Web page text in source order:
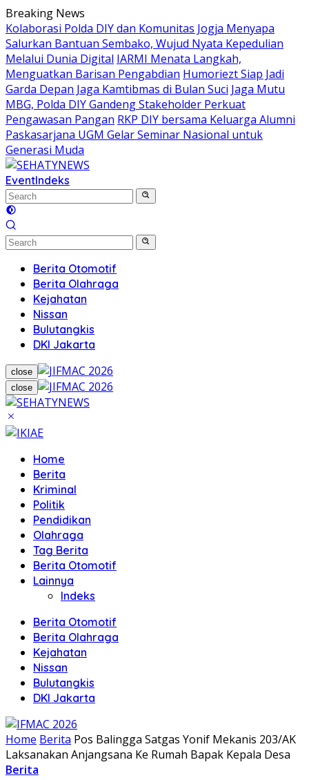
Skip
to
content
Breaking News
Kolaborasi Polda DIY dan Komunitas Jogja Menyapa
Salurkan Bantuan Sembako, Wujud Nyata Kepedulian
Melalui Dunia Digital IARMI Menata Langkah,
Menguatkan Barisan Pengabdian Humoriezt Siap Jadi
Garda Depan Jaga Kamtibmas di Bulan Suci Jaga Mutu
MBG, Polda DIY Gandeng Stakeholder Perkuat
Pengawasan Pangan RKP DIY bersama Keluarga Alumni
Paskasarjana UGM Gelar Seminar Nasional untuk
Generasi Muda
EventIndeks
Berita Otomotif
Berita Olahraga
Kejahatan
Nissan
Bulutangkis
DKI Jakarta
close
close
Home
Berita
Kriminal
Politik
Pendidikan
Olahraga
Tag Berita
Berita Otomotif
Lainnya
Indeks
Berita Otomotif
Berita Olahraga
Kejahatan
Nissan
Bulutangkis
DKI Jakarta
Home Berita Pos Balingga Satgas Yonif Mekanis 203/AK
Laksanakan Anjangsana Ke Rumah Bapak Kepala Desa
Berita